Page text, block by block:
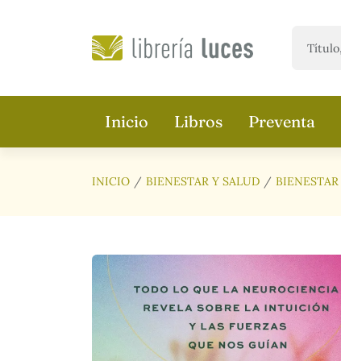
Inicio Libros Preventa
INICIO BIENESTAR Y SALUD BIENESTAR